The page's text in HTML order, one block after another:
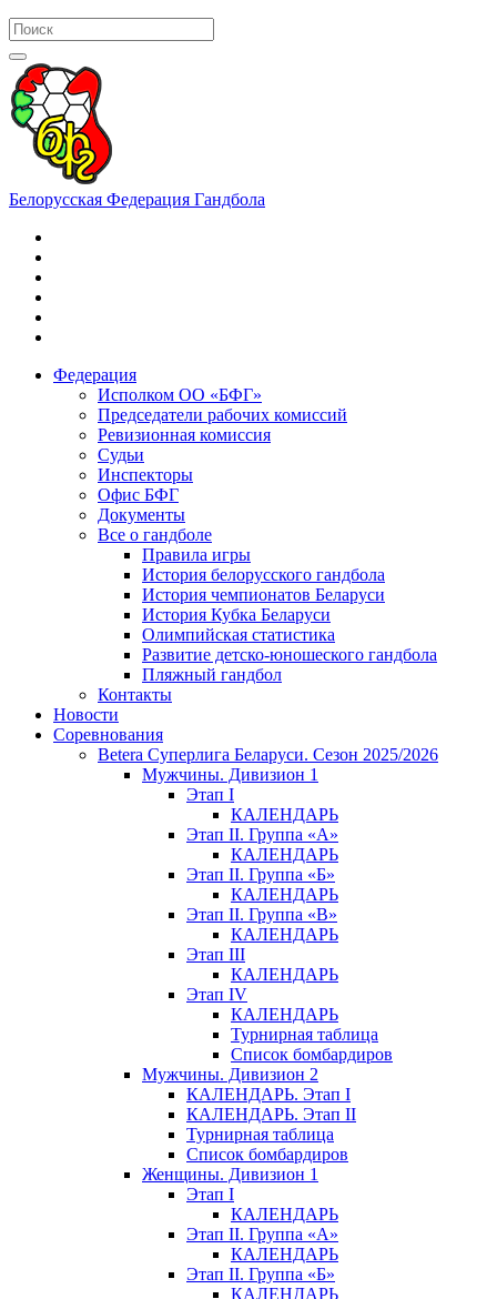
Белорусская Федерация Гандбола
Федерация
Исполком ОО «БФГ»
Председатели рабочих комиссий
Ревизионная комиссия
Судьи
Инспекторы
Офис БФГ
Документы
Все о гандболе
Правила игры
История белорусского гандбола
История чемпионатов Беларуси
История Кубка Беларуси
Олимпийская статистика
Развитие детско-юношеского гандбола
Пляжный гандбол
Контакты
Новости
Соревнования
Betera Суперлига Беларуси. Сезон 2025/2026
Мужчины. Дивизион 1
Этап I
КАЛЕНДАРЬ
Этап II. Группа «А»
КАЛЕНДАРЬ
Этап II. Группа «Б»
КАЛЕНДАРЬ
Этап II. Группа «В»
КАЛЕНДАРЬ
Этап III
КАЛЕНДАРЬ
Этап IV
КАЛЕНДАРЬ
Турнирная таблица
Список бомбардиров
Мужчины. Дивизион 2
КАЛЕНДАРЬ. Этап I
КАЛЕНДАРЬ. Этап II
Турнирная таблица
Список бомбардиров
Женщины. Дивизион 1
Этап I
КАЛЕНДАРЬ
Этап II. Группа «А»
КАЛЕНДАРЬ
Этап II. Группа «Б»
КАЛЕНДАРЬ